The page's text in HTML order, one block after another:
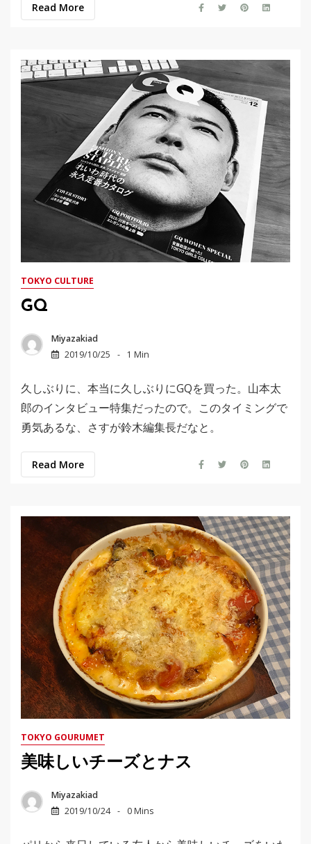
Read More
TOKYO CULTURE
GQ
Miyazakiad
2019/10/25
1 Min
久しぶりに、本当に久しぶりにGQを買った。山本太
郎のインタビュー特集だったので。このタイミングで
勇気あるな、さすが鈴木編集長だなと。
Read More
TOKYO GOURUMET
美味しいチーズとナス
Miyazakiad
2019/10/24
0 Mins